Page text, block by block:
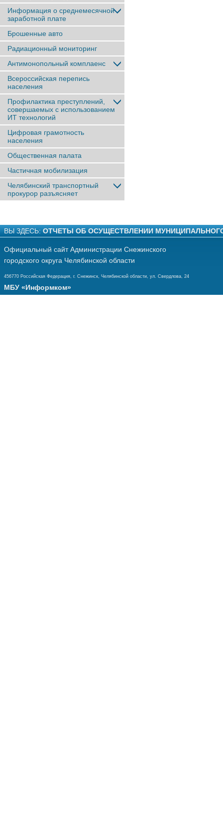
Информация о среднемесячной
заработной плате
Брошенные авто
Радиационный мониторинг
Антимонопольный комплаенс
Всероссийская перепись
населения
Профилактика преступлений,
совершаемых с использованием
ИТ технологий
Цифровая грамотность
населения
Общественная палата
Частичная мобилизация
Челябинский транспортный
прокурор разъясняет
ВЫ ЗДЕСЬ: ОТЧЕТЫ ОБ ОСУЩЕСТВЛЕНИИ
Официальный сайт Администрации Снежинского
городского округа Челябинской области
456770 Российская Федерация, г. Снежинск, Челябинской области, ул. Свердлова, 24
МБУ «Информком»